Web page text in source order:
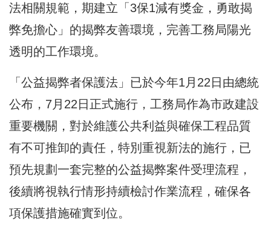
法相關規範，期建立「3保1減有獎金，勇敢揭
弊免擔心」的揭弊友善環境，完善工務局陽光
透明的工作環境。
「公益揭弊者保護法」已於今年1月22日由總統
公布，7月22日正式施行，工務局作為市政建設
重要機關，對於維護公共利益與確保工程品質
有不可推卸的責任，特別重視新法的施行，已
預先規劃一套完整的公益揭弊案件受理流程，
後續將視執行情形持續檢討作業流程，確保各
項保護措施確實到位。